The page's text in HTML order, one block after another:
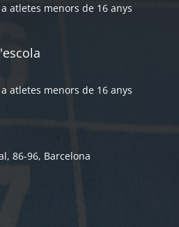
a atletes menors de 16 anys
a atletes menors de 16 anys
86-96, Barcelona